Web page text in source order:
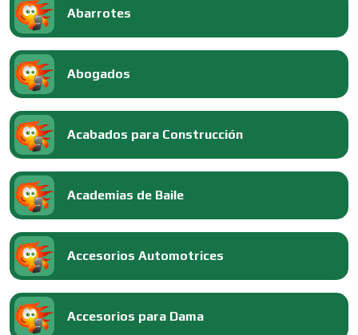
Abarrotes
Abogados
Acabados para Construcción
Academias de Baile
Accesorios Automotrices
Accesorios para Dama